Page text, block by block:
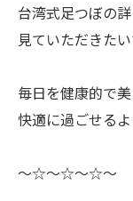
台湾式足つぼの
見ていただきた
毎日を健康的で
快適に過ごせる
〜☆〜☆〜☆〜